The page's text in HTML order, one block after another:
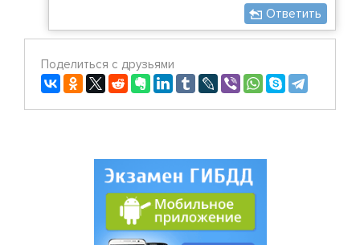
Ответить
Поделиться с друзьями